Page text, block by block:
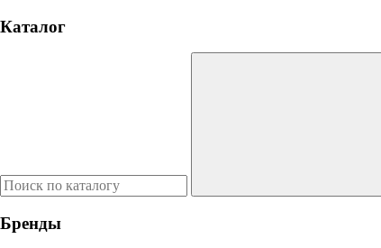
Каталог
Бренды